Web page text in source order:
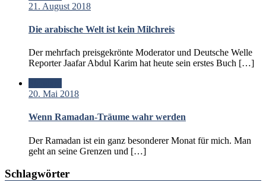
21. August 2018
Die arabische Welt ist kein Milchreis
Der mehrfach preisgekrönte Moderator und Deutsche Welle
Reporter Jaafar Abdul Karim hat heute sein erstes Buch […]
20. Mai 2018
Wenn Ramadan-Träume wahr werden
Der Ramadan ist ein ganz besonderer Monat für mich. Man
geht an seine Grenzen und […]
Schlagwörter